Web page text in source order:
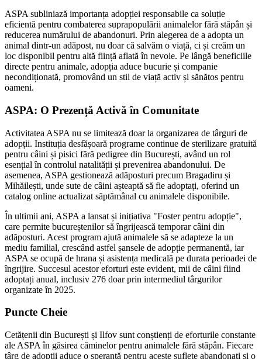
ASPA subliniază importanța adopției responsabile ca soluție
eficientă pentru combaterea suprapopulării animalelor fără stăpân și
reducerea numărului de abandonuri. Prin alegerea de a adopta un
animal dintr-un adăpost, nu doar că salvăm o viață, ci și creăm un
loc disponibil pentru altă ființă aflată în nevoie. Pe lângă beneficiile
directe pentru animale, adopția aduce bucurie și companie
necondiționată, promovând un stil de viață activ și sănătos pentru
oameni.
ASPA: O Prezență Activă în Comunitate
Activitatea ASPA nu se limitează doar la organizarea de târguri de
adopții. Instituția desfășoară programe continue de sterilizare gratuită
pentru câini și pisici fără pedigree din București, având un rol
esențial în controlul natalității și prevenirea abandonului. De
asemenea, ASPA gestionează adăposturi precum Bragadiru și
Mihăilești, unde sute de câini așteaptă să fie adoptați, oferind un
catalog online actualizat săptămânal cu animalele disponibile.
În ultimii ani, ASPA a lansat și inițiativa "Foster pentru adopție",
care permite bucureștenilor să îngrijească temporar câini din
adăposturi. Acest program ajută animalele să se adapteze la un
mediu familial, crescând astfel șansele de adopție permanentă, iar
ASPA se ocupă de hrana și asistența medicală pe durata perioadei de
îngrijire. Succesul acestor eforturi este evident, mii de câini fiind
adoptați anual, inclusiv 276 doar prin intermediul târgurilor
organizate în 2025.
Puncte Cheie
Cetățenii din București și Ilfov sunt conștienți de eforturile constante
ale ASPA în găsirea căminelor pentru animalele fără stăpân. Fiecare
târg de adopții aduce o speranță pentru aceste suflete abandonați și o